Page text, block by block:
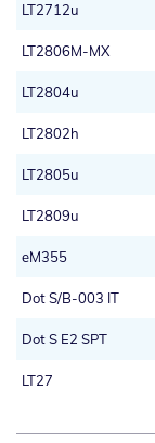
LT2712u
LT2806M-MX
LT2804u
LT2802h
LT2805u
LT2809u
eM355
Dot S/B-003 IT
Dot S E2 SPT
LT27